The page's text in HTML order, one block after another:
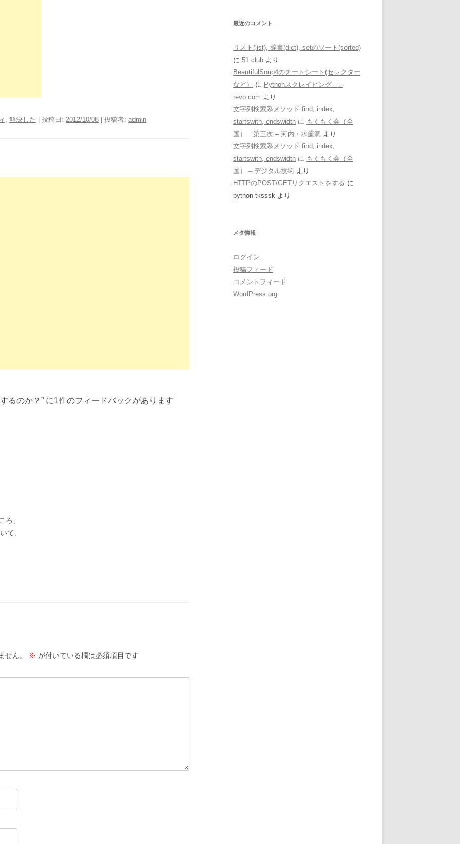
, 解決した | 投稿日: 2012/10/08 投稿者: admin
るのか？ ” に1件のフィードバックがあります
ろ、
て、
ん。 ※ が付いている欄は必須項目です
最近のコメント
リスト(list), 辞書(dict), setのソート(sorted)
に 51 club より
BeautifulSoup4のチートシート(セレクター
など）
に Pythonスクレイピング – i-
revo.com より
文字列検索系メソッド find, index,
startswith, endswidth に もくもく会（全
国） 第三次 – 河内・水簾洞 より
文字列検索系メソッド find, index,
startswith, endswidth に もくもく会（全
国） – デジタル技術 より
HTTPのPOST/GETリクエストをする に
python-tksssk より
メタ情報
ログイン
投稿フィード
コメントフィード
WordPress.org